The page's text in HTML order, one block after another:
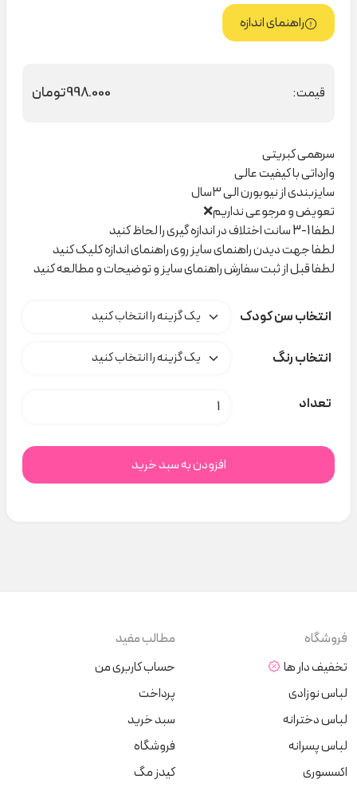
راهنمای اندازه
قیمت: 998.000تومان
سرهمی کبریتی
وارداتی با کیفیت عالی
سایزبندی از نیوبورن الی ۳سال
تعویض و مرجوعی نداریم❌
لطفا 1-3 سانت اختلاف در اندازه گیری را لحاظ کنید
لطفا جهت دیدن راهنمای سایز روی راهنمای اندازه کلیک کنید
لطفا قبل از ثبت سفارش راهنمای سایز و توضیحات و مطالعه کنید
انتخاب سن کودک
انتخاب رنگ
تعداد سرهمی کبریتی Next کد M0052 عدد
افزودن به سبد خرید
فروشگاه
تخفیف دار ها
لباس نوزادی
لباس دخترانه
لباس پسرانه
اکسسوری
مطالب مفید
حساب کاربری من
پرداخت
سبد خرید
فروشگاه
کیدز مگ